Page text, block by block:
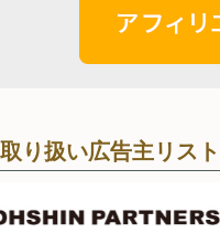
取り扱い広告主リスト